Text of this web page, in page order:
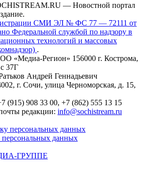
— Новостной портал
СМИ ЭЛ № ФС 77 — 72111 от
Федеральной службой по надзору в
технологий и массовых
.
«Медиа-Регион» 156000 г. Кострома,
37Г
Андрей Геннадьевич
г. Сочи, улица Черноморская, д. 15,
(915) 908 33 00, +7 (862) 555 13 15
редакции: info@sochistream.ru
персональных данных
данных
ГРУППЕ